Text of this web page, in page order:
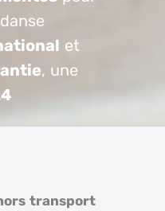
et
, une
transport